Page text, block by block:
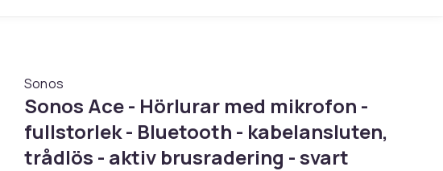
Sonos
Sonos Ace - Hörlurar med mikrofon -
fullstorlek - Bluetooth - kabelansluten,
trådlös - aktiv brusradering - svart